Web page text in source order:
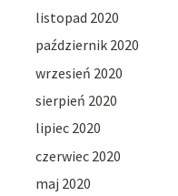
listopad 2020
październik 2020
wrzesień 2020
sierpień 2020
lipiec 2020
czerwiec 2020
maj 2020